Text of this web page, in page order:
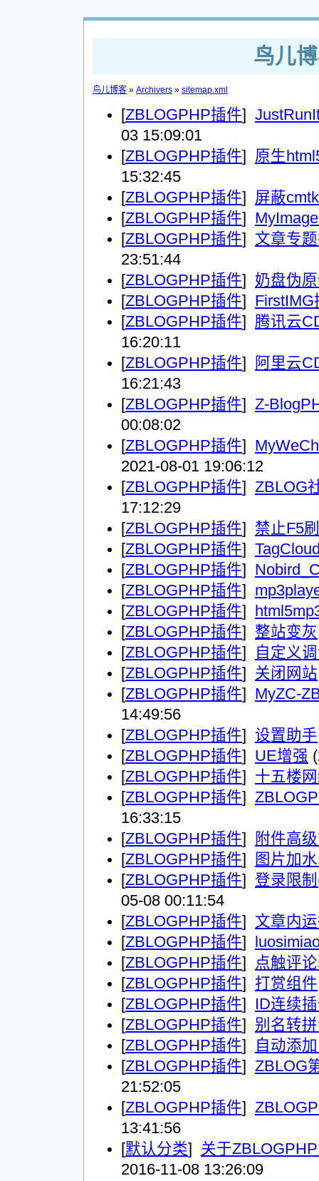
鸟儿
鸟儿博客 » Archivers » sitemap.xml
[ZBLOGPHP插件]
03 15:09:01
[ZBLOGPHP插件] 原生
15:32:45
[ZBLOGPHP插件] 屏蔽
[ZBLOGPHP插件]
[ZBLOGPHP插件] 文章专
23:51:44
[ZBLOGPHP插件] 奶盘伪
[ZBLOGPHP插件]
[ZBLOGPHP插件] 腾讯云
16:20:11
[ZBLOGPHP插件]
阿里云
16:21:43
[ZBLOGPHP插件] Z-
00:08:02
[ZBLOGPHP插件]
2021-08-01 19:06:12
[ZBLOGPHP插件] ZBLOG
17:12:29
[ZBLOGPHP插件] 禁止F5
[ZBLOGPHP插件]
[ZBLOGPHP插件]
[ZBLOGPHP插件]
[ZBLOGPHP插件]
[ZBLOGPHP插件] 整站变灰
[ZBLOGPHP插件]
自定义
[ZBLOGPHP插件] 关闭网站
[ZBLOGPHP插件] MyZC-
14:49:56
[ZBLOGPHP插件] 设置助手
[ZBLOGPHP插件] UE增强
[ZBLOGPHP插件] 十五楼
[ZBLOGPHP插件]
16:33:15
[ZBLOGPHP插件]
附件高
[ZBLOGPHP插件]
图片加
[ZBLOGPHP插件] 登录限
05-08 00:11:54
[ZBLOGPHP插件] 文章内
[ZBLOGPHP插件]
[ZBLOGPHP插件] 点触评
[ZBLOGPHP插件] 打赏组件
[ZBLOGPHP插件] ID连续
[ZBLOGPHP插件] 别名转
[ZBLOGPHP插件]
自动添
[ZBLOGPHP插件] ZBLOG
21:52:05
[ZBLOGPHP插件]
13:41:56
[默认分类] 关于
2016-11-08 13:26:09